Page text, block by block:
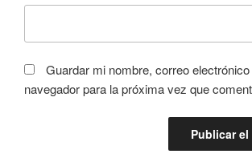
Guardar mi nombre, correo
navegador para la próxima vez que